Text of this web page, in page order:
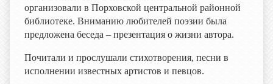
организовали в Порховской центральной районной
библиотеке. Вниманию любителей поэзии была
предложена беседа – презентация о жизни автора.
Почитали и прослушали стихотворения, песни в
исполнении известных артистов и певцов.